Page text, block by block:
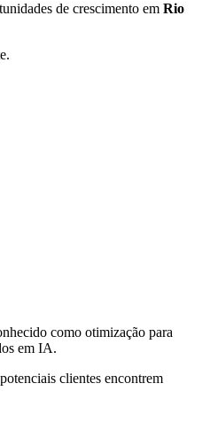
de crescimento em Rio
como otimização para
em IA.
clientes encontrem